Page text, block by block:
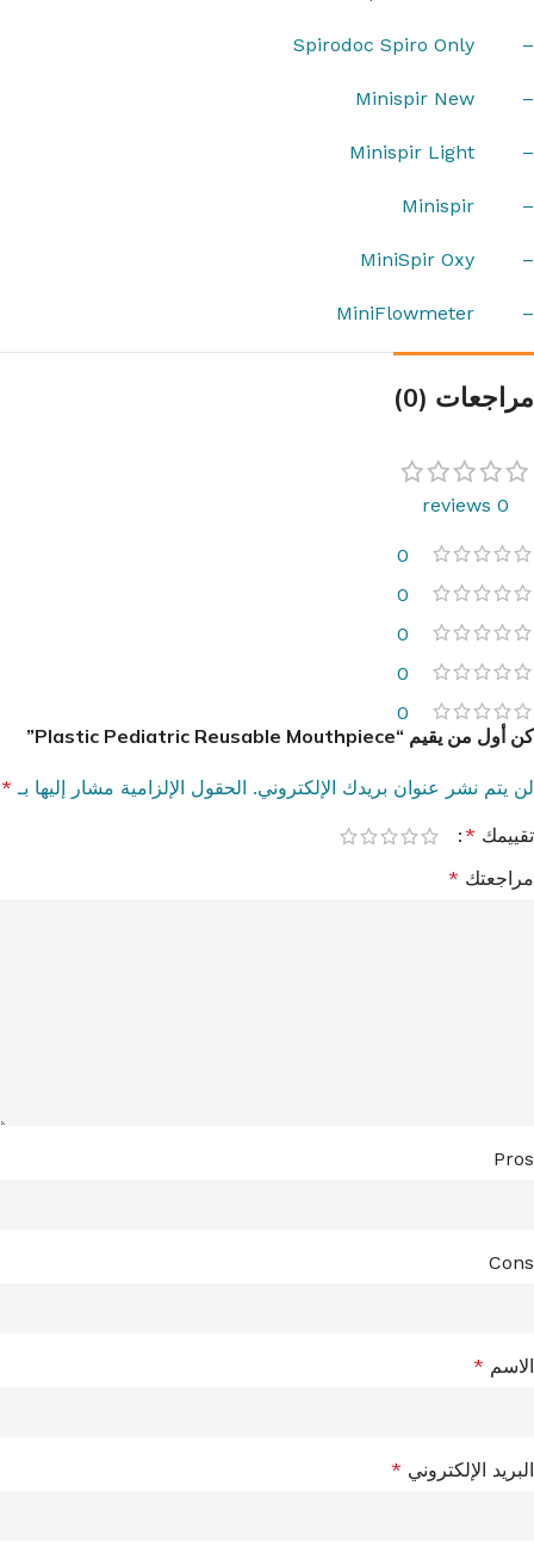
– Spirodoc Spiro Only
– Minispir New
– Minispir Light
– Minispir
– MiniSpir Oxy
– MiniFlowmeter
مراجعات (0)
0 reviews
0
0
0
0
0
كن أول من يقيم “Plastic Pediatric Reusable Mouthpiece”
لن يتم نشر عنوان بريدك الإلكتروني. الحقول الإلزامية مشار إليها بـ *
تقييمك *
مراجعتك *
Pros
Cons
الاسم *
البريد الإلكتروني *